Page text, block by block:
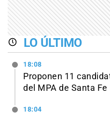
LO ÚLTIMO
18:08
Proponen 11
del MPA de Santa Fe
18:04